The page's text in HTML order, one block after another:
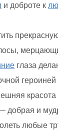
и доброте к
глаза
героиней
красота
добрая и
любые